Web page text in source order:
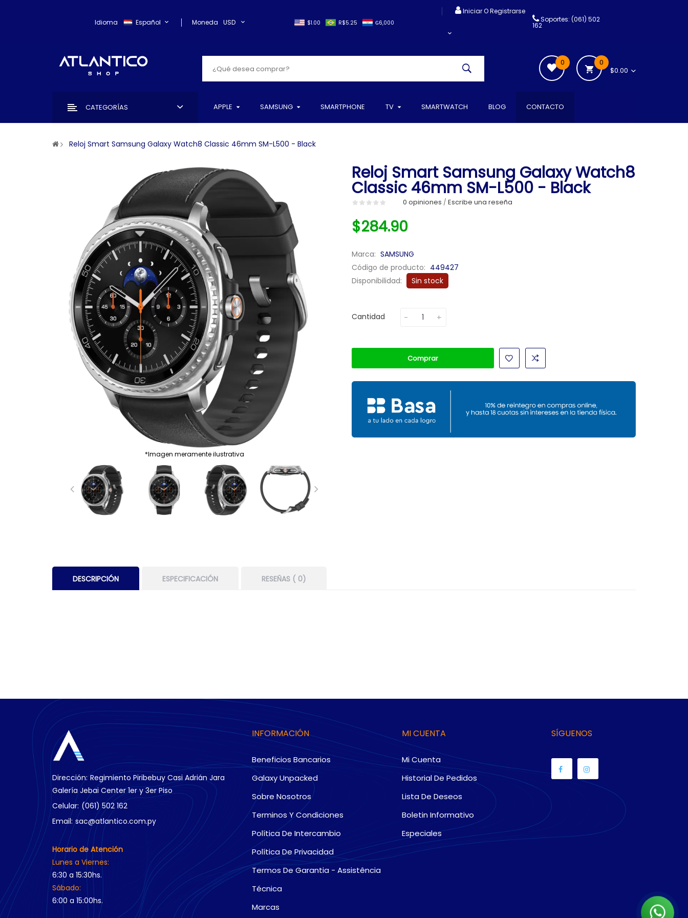
Idioma Español Moneda USD $1.00 ₲6,000
R$5.25
Iniciar O Registrarse
Soportes: (061) 502
162
0
$0.00
0
CATEGORÍAS APPLE SAMSUNG SMARTPHONE TV SMARTWATCH BLOG CONTACTO
Reloj Smart Samsung Galaxy Watch8 Classic 46mm SM-L500 - Black
*Imagen meramente ilustrativa
Reloj Smart Samsung Galaxy Watch8
Classic 46mm SM-L500 - Black
0 opiniones / Escribe una reseña
$284.90
Marca: SAMSUNG
Código de producto: 449427
Disponibilidad:
Sin stock
Cantidad
Comprar
DESCRIPCIÓN ESPECIFICACIÓN RESEÑAS ( 0)
Dirección: Regimiento Piribebuy Casi Adrián Jara
Galería Jebai Center 1er y 3er Piso
Celular: (061) 502 162
Email: sac@atlantico.com.py
Horario de Atención
Lunes a Viernes:
6:30 a 15:30hs.
Sábado:
6:00 a 15:00hs.
INFORMACIÓN
Beneficios Bancarios
Galaxy Unpacked
Sobre Nosotros
Terminos Y Condiciones
Política De Intercambio
Política De Privacidad
Termos De Garantia - Assistência
Técnica
Marcas
MI CUENTA
Mi Cuenta
Historial De Pedidos
Lista De Deseos
Boletin Informativo
Especiales
SÍGUENOS